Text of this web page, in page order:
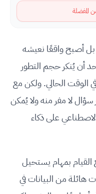
بل أصبح واقعًا نعيشه
أن يُنكر حجم التطور
الوقت الحالي. ولكن مع
سؤال لا مفر منه ولا يُمكن
على ذكاء
بمهام يستحيل
هائلة من البيانات في